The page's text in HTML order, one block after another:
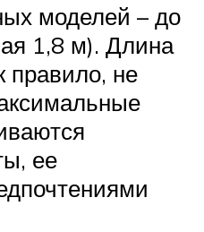
моделей – до
1,8 м). Длина
правило, не
ее